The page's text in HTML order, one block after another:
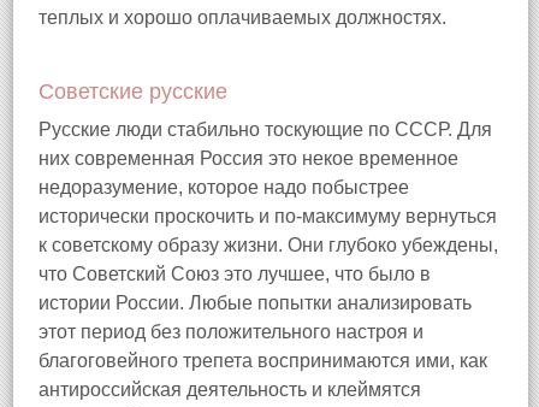
теплых и хорошо оплачиваемых должностях.
Советские русские
Русские люди стабильно тоскующие по СССР. Для
них современная Россия это некое временное
недоразумение, которое надо побыстрее
исторически проскочить и по-максимуму вернуться
к советскому образу жизни. Они глубоко убеждены,
что Советский Союз это лучшее, что было в
истории России. Любые попытки анализировать
этот период без положительного настроя и
благоговейного трепета воспринимаются ими, как
антироссийская деятельность и клеймятся